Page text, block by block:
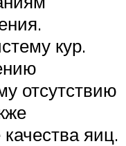
кур.
отсутствию
яиц.